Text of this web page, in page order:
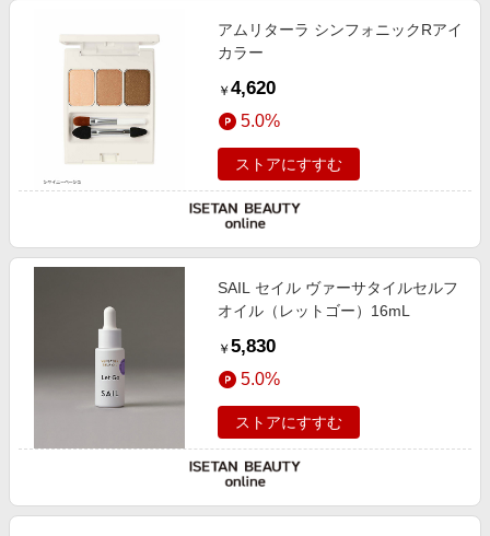
アムリターラ シンフォニックRアイ
カラー
￥ 4,620
5.0%
ストアにすすむ
SAIL セイル ヴァーサタイルセルフ
オイル（レットゴー）16mL
￥ 5,830
5.0%
ストアにすすむ